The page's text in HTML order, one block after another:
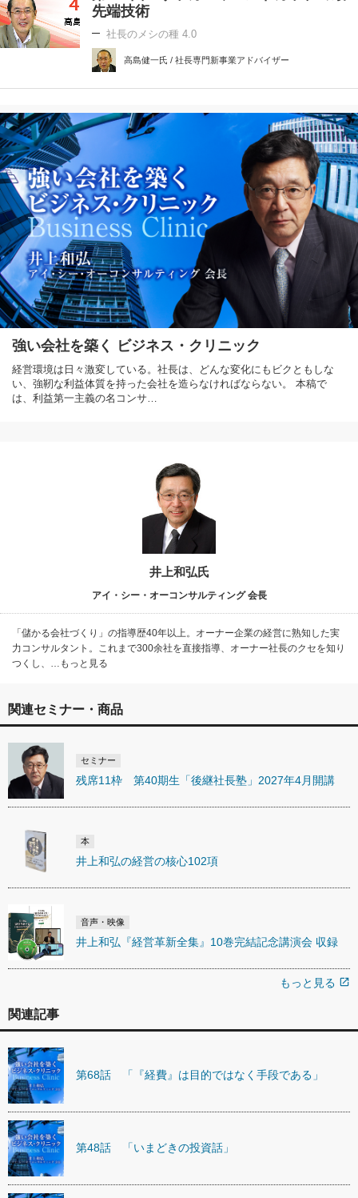
先端技術
社長のメシの種 4.0
高島健一氏 / 社長専門新事業アドバイザー
強い会社を築く ビジネス・クリニック
経営環境は日々激変している。社長は、どんな変化にもビクともしな
い、強靭な利益体質を持った会社を造らなければならない。 本稿で
は、利益第一主義の名コンサ…
井上和弘氏
アイ・シー・オーコンサルティング 会長
「儲かる会社づくり」の指導歴40年以上。オーナー企業の経営に熟知した実
力コンサルタント。これまで300余社を直接指導、オーナー社長のクセを知り
つくし、…もっと見る
関連セミナー・商品
セミナー
残席11枠 第40期生「後継社長塾」2027年4月開講
本
井上和弘の経営の核心102項
音声・映像
井上和弘『経営革新全集』10巻完結記念講演会 収録
もっと見る open_in_new
関連記事
第68話 「『経費』は目的ではなく手段である」
第48話 「いまどきの投資話」